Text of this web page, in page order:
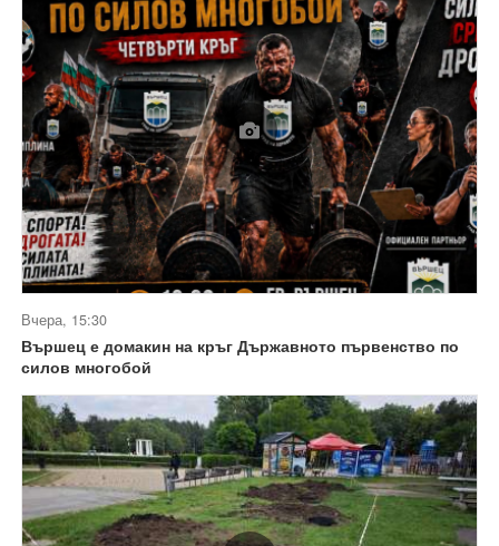
Вчера, 15:30
Вършец е домакин на кръг Държавното първенство по
силов многобой